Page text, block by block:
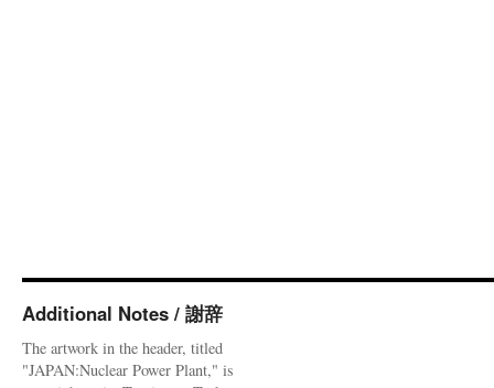
Additional Notes / 謝辞
The artwork in the header, titled
"JAPAN:Nuclear Power Plant," is